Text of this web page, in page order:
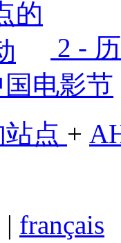
2 -
电影节
点 +
| français